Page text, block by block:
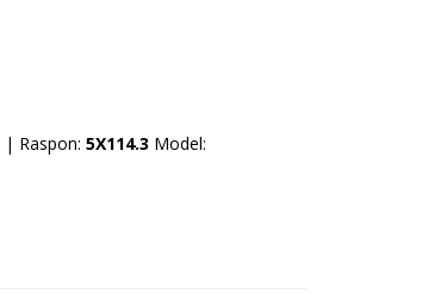
| Raspon: 5X114.3 Model: